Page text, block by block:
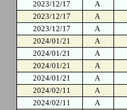
2023/12/17
A
2023/12/17
A
2023/12/17
A
2024/01/21
A
2024/01/21
A
2024/01/21
A
2024/01/21
A
2024/02/11
A
2024/02/11
A